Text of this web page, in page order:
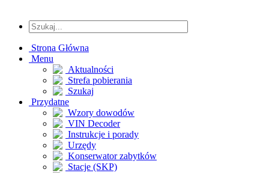
Strona Główna
Menu
Aktualności
Strefa pobierania
Szukaj
Przydatne
Wzory dowodów
VIN Decoder
Instrukcje i porady
Urzędy
Konserwator zabytków
Stacje (SKP)